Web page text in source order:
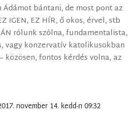
Ádámot bántani, de most pont az
IGEN, EZ HÍR, ő okos, érvel, stb
rólunk szólna, fundamentalista,
vagy konzervatív katolikusokban
közösen, fontos kérdés volna, az
november 14. kedd-n 09:32